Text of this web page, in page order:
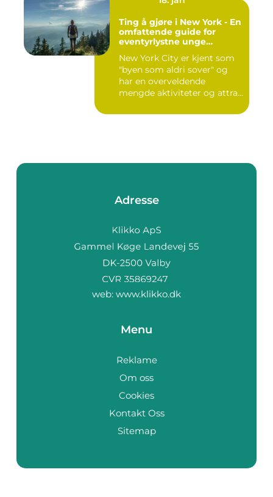
Ting å gjøre i New York - En
omfattende guide for
eventyrlystne unge
New York City er kjent som
"byen som aldri sover" og
har en overveldende
mengde aktiviteter og attra...
Adresse
web: www.klikko.dk
Menu
Reklame
Om oss
Cookies
Kontakt Oss
Sitemap